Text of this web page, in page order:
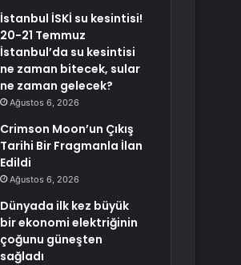
İstanbul İSKİ su kesintisi!
20-21 Temmuz
İstanbul’da su kesintisi
ne zaman bitecek, sular
ne zaman gelecek?
Ağustos 6, 2026
Crimson Moon’un Çıkış
Tarihi Bir Fragmanla İlan
Edildi
Ağustos 6, 2026
Dünyada ilk kez büyük
bir ekonomi elektriğinin
çoğunu güneşten
sağladı